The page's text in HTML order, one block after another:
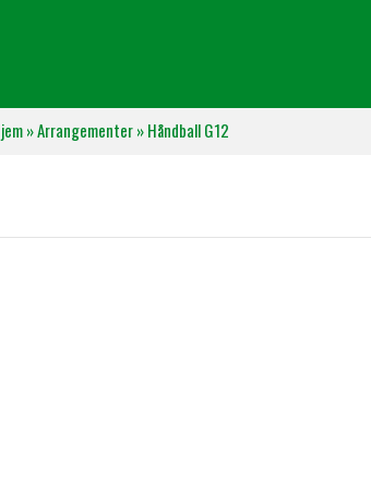
»Arrangementer»Håndball G12